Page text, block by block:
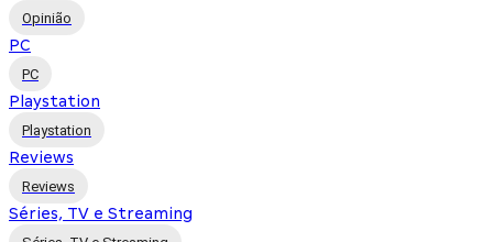
Opinião
PC
PC
Playstation
Playstation
Reviews
Reviews
Séries, TV e Streaming